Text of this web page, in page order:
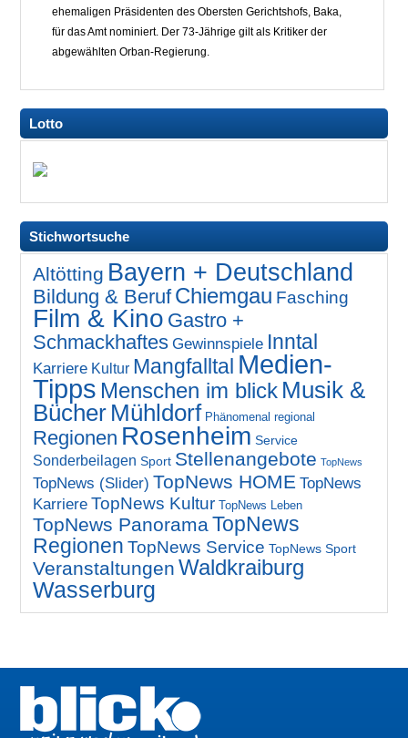
ehemaligen Präsidenten des Obersten Gerichtshofs, Baka,
für das Amt nominiert. Der 73-Jährige gilt als Kritiker der
abgewählten Orban-Regierung.
Lotto
Stichwortsuche
Altötting Bayern + Deutschland
Bildung & Beruf Chiemgau Fasching
Film & Kino Gastro +
Schmackhaftes Gewinnspiele Inntal
Karriere Kultur Mangfalltal Medien-
Tipps Menschen im blick Musik &
Bücher Mühldorf Phänomenal regional
Regionen Rosenheim Service
Sonderbeilagen Sport Stellenangebote TopNews
TopNews (Slider) TopNews HOME TopNews
Karriere TopNews Kultur TopNews Leben
TopNews PanoramaTopNews
Regionen TopNews Service TopNews Sport
Veranstaltungen Waldkraiburg
Wasserburg